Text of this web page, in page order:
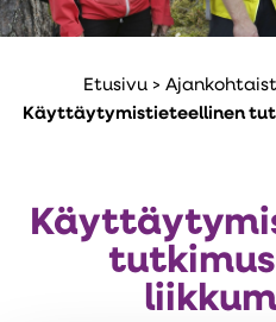
Etusivu>
Käyttäytymistieteellinen